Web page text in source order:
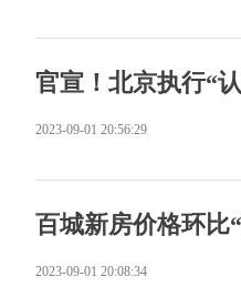
官宣！北京执行“
2023-09-01 20:56:29
百城新房价格环比
2023-09-01 20:08:34